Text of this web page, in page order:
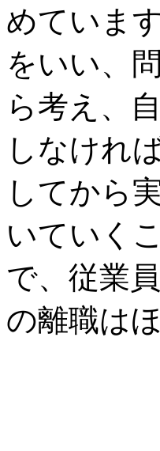
めていま
をいい、
ら考え、
しなけれ
してから
いていく
で、従業
の離職は